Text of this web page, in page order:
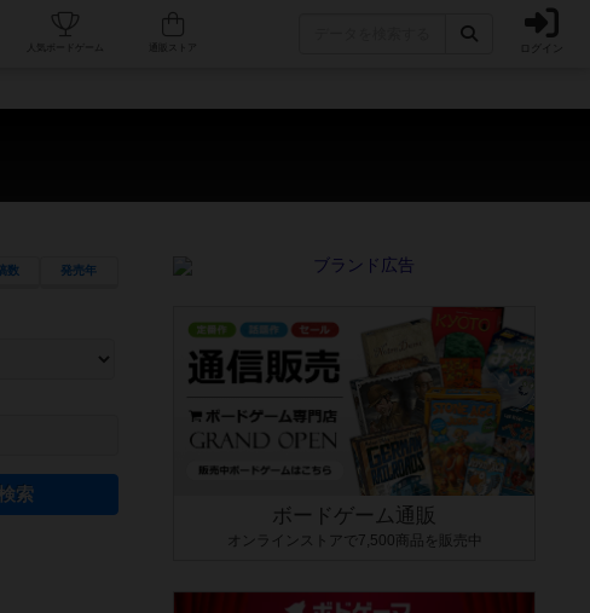
人気ボードゲーム ログイン
数 発売年
できます。マニュアルを読む時間や参加者へのルール説明時間は含まれていないため、初めて
解できるよう、中世ファンタジー・クッキング・海賊同士の対決など、ゲームコンセプトを絞
。主にボードゲームに慣れている方向けの絞込機能です。例えば「ダイスロール」はランダ
ボードゲーム通販
オンラインストアで7,500商品を販売中